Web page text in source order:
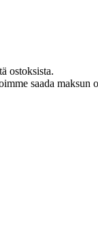
ostoksista.
saada